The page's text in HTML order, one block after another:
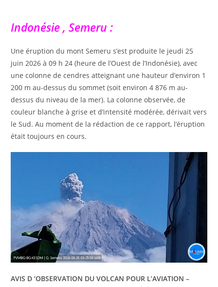
Indonésie , Semeru :
Une éruption du mont Semeru s’est produite le jeudi 25
juin 2026 à 09 h 24 (heure de l’Ouest de l’Indonésie), avec
une colonne de cendres atteignant une hauteur d’environ 1
200 m au-dessus du sommet (soit environ 4 876 m au-
dessus du niveau de la mer). La colonne observée, de
couleur blanche à grise et d’intensité modérée, dérivait vers
le Sud. Au moment de la rédaction de ce rapport, l’éruption
était toujours en cours.
AVIS D ‘OBSERVATION DU VOLCAN POUR L’AVIATION –